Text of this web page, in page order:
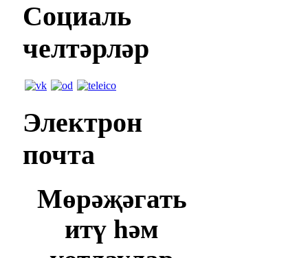
Социаль
челтәрләр
Электрон
почта
Мөрәҗәгать
итү һәм